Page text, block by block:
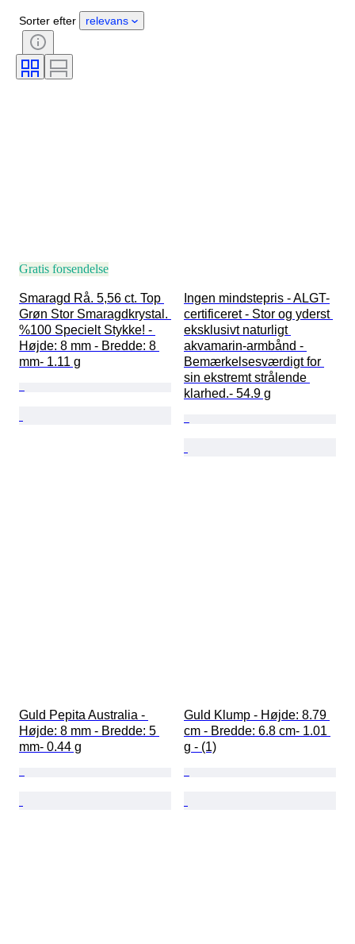
Tilstand
Sten
Certificering
Farve
Mineral
Sorter efter relevans
Gratis forsendelse
Smaragd Rå. 5,56 ct. Top
Grøn Stor Smaragdkrystal.
%100 Specielt Stykke! -
Højde: 8 mm - Bredde: 8
mm- 1.11 g
Ingen mindstepris - ALGT-
certificeret - Stor og yderst
eksklusivt naturligt
akvamarin-armbånd -
Bemærkelsesværdigt for
sin ekstremt strålende
klarhed.- 54.9 g
Guld Pepita Australia -
Højde: 8 mm - Bredde: 5
mm- 0.44 g
Guld Klump - Højde: 8.79
cm - Bredde: 6.8 cm- 1.01
g - (1)